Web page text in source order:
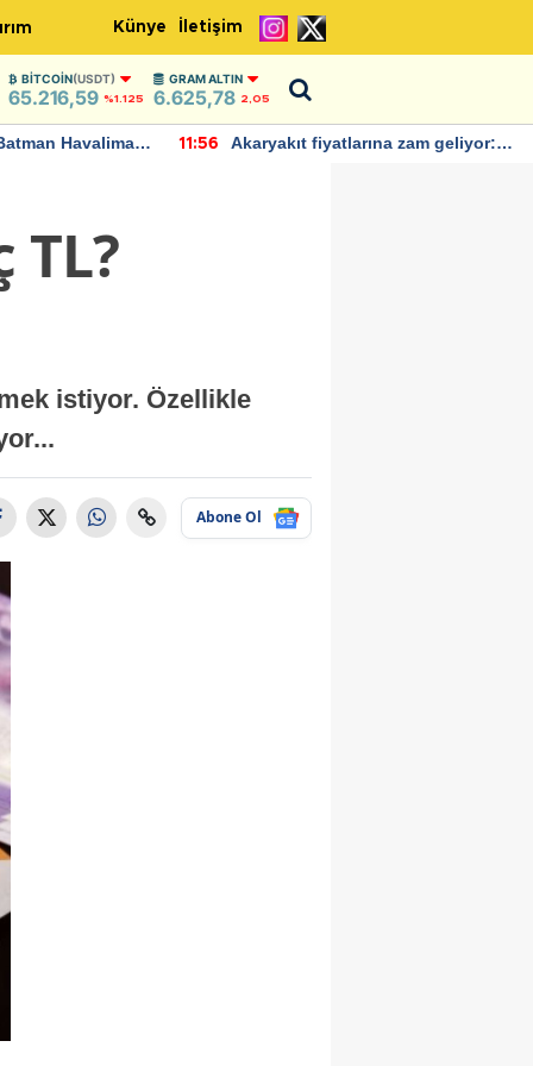
Künye İletişim
BITCOIN(USDT)
65.216,59 %1.125
GRAM ALTIN
6.625,78 2,05
Havalimanı
11:56
Akaryakıt fiyatlarına zam geliyor:
istiyor. Özellikle
Abone Ol